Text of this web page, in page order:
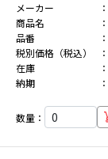
メーカー
商品名
品番
税別価格（税込）
在庫
納期
数量：